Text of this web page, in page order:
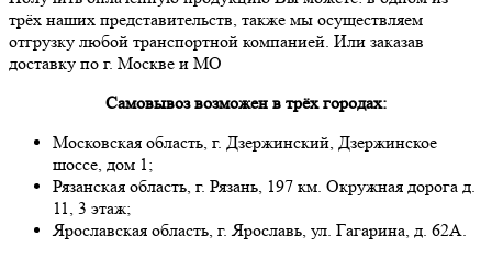
трёх наших представительств, также мы осуществляем
отгрузку любой транспортной компанией. Или заказав
доставку по г. Москве и МО
Самовывоз возможен в трёх городах:
Московская область, г. Дзержинский, Дзержинское
шоссе, дом 1;
Рязанская область, г. Рязань, 197 км. Окружная дорога д.
11, 3 этаж;
Ярославская область, г. Ярославь, ул. Гагарина, д. 62А.